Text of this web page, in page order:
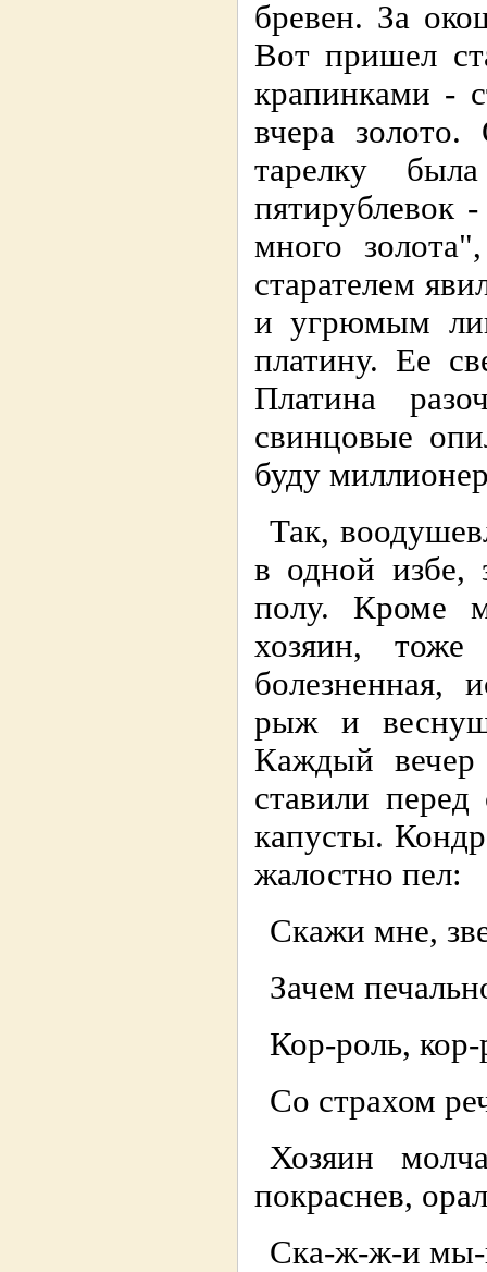
бревен. За
Вот пришел
крапинками -
вчера
тарелку
пятирублевок
много
старателем
и угрюмым
платину. Ее
Платина
свинцовые
буду
Так,
в одной избе,
полу. Кроме
хозяин,
рыж и
Каждый
ставили
капусты.
жалостно пел:
Скажи мне,
Зачем
Кор-роль,
Со страхом
Хозяин
покраснев,
Ска-ж-ж-и мы-